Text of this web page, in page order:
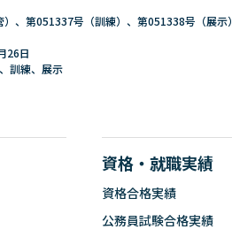
、第051337号（訓練）、第051338号（展示）
26日
訓練、展示
資格・就職実績
資格合格実績
公務員試験合格実績